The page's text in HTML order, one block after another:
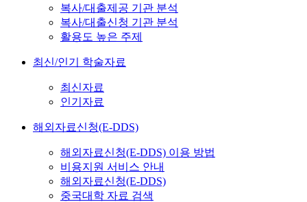
복사/대출제공 기관 분석
복사/대출신청 기관 분석
활용도 높은 주제
최신/인기 학술자료
최신자료
인기자료
해외자료신청(E-DDS)
해외자료신청(E-DDS) 이용 방법
비용지원 서비스 안내
해외자료신청(E-DDS)
중국대학 자료 검색